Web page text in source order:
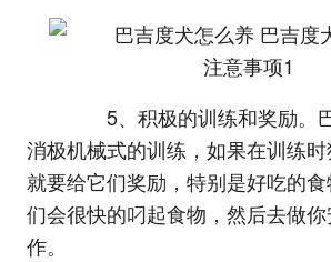
5、积极的训练和奖励。
消极机械式的训练，如果在训练时
就要给它们奖励，特别是好吃的
们会很快的叼起食物，然后去做
作。